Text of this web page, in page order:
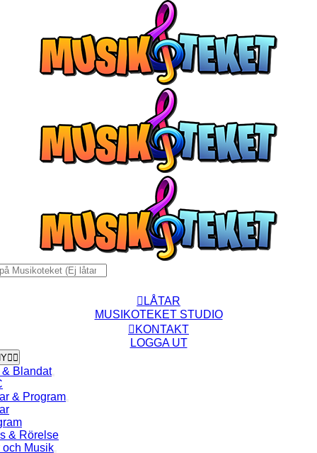
LÅTAR
MUSIKOTEKET STUDIO
KONTAKT
LOGGA UT
& Blandat
& Program
& Rörelse
och Musik